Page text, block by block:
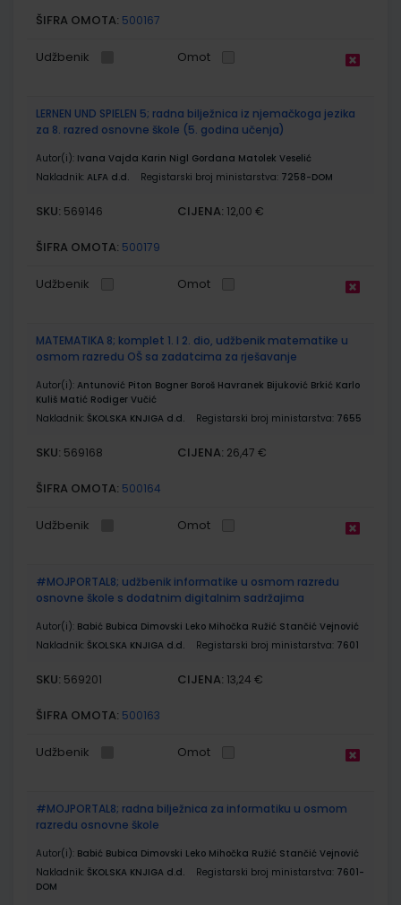
ŠIFRA OMOTA: 500167
Udžbenik Omot
LERNEN UND SPIELEN 5; radna bilježnica iz njemačkoga jezika
za 8. razred osnovne škole (5. godina učenja)
Autor(i): Ivana Vajda Karin Nigl Gordana Matolek Veselić
Nakladnik: ALFA d.d. Registarski broj ministarstva: 7258-DOM
SKU: 569146 CIJENA: 12,00 €
ŠIFRA OMOTA: 500179
Udžbenik Omot
MATEMATIKA 8; komplet 1. I 2. dio, udžbenik matematike u
osmom razredu OŠ sa zadatcima za rješavanje
Autor(i): Antunović Piton Bogner Boroš Havranek Bijuković Brkić Karlo
Kuliš Matić Rodiger Vučić
Nakladnik: ŠKOLSKA KNJIGA d.d. Registarski broj ministarstva: 7655
SKU: 569168 CIJENA: 26,47 €
ŠIFRA OMOTA: 500164
Udžbenik Omot
#MOJPORTAL8; udžbenik informatike u osmom razredu
osnovne škole s dodatnim digitalnim sadržajima
Autor(i): Babić Bubica Dimovski Leko Mihočka Ružić Stančić Vejnović
Nakladnik: ŠKOLSKA KNJIGA d.d. Registarski broj ministarstva: 7601
SKU: 569201 CIJENA: 13,24 €
ŠIFRA OMOTA: 500163
Udžbenik Omot
#MOJPORTAL8; radna bilježnica za informatiku u osmom
razredu osnovne škole
Autor(i): Babić Bubica Dimovski Leko Mihočka Ružić Stančić Vejnović
Nakladnik: ŠKOLSKA KNJIGA d.d. Registarski broj ministarstva: 7601-
DOM